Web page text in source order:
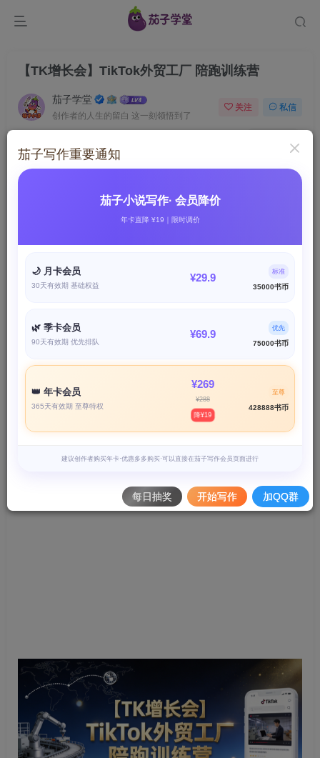
【TK增长会】TikTok外贸工厂 陪跑训练营
茄子学堂
创作者的人生的留白 这一刻领悟到了
关注 私信
此内容为付费资源，请付费后查看
9.9 限时特惠
付费资源
茄子写作重要通知
茄子小说写作· 会员降价
年卡直降 ¥19｜限时调价
🌙 月卡会员
30天有效期 基础权益
¥29.9 标准
35000书币
🌿 季卡会员
90天有效期 优先排队
¥69.9 优先
75000书币
👑 年卡会员
365天有效期 至尊特权
¥269
¥288
降¥19
至尊
428888书币
建议创作者购买年卡·优惠多多购买·可以直接在茄子写作会员页面进行
每日抽奖 开始写作 加QQ群